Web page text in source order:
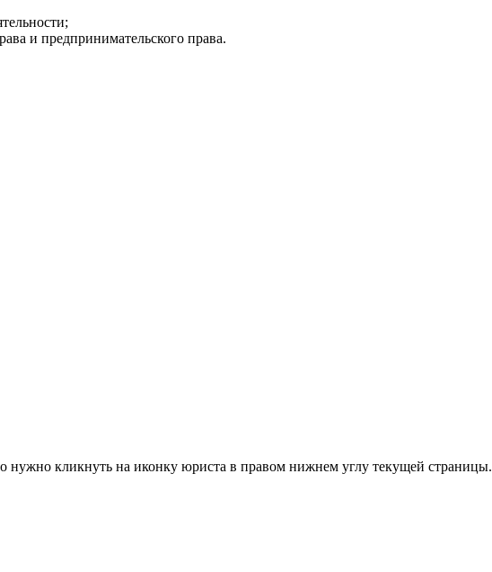
и предпринимательского права.
нужно кликнуть на иконку юриста в правом нижнем углу текущей страницы.